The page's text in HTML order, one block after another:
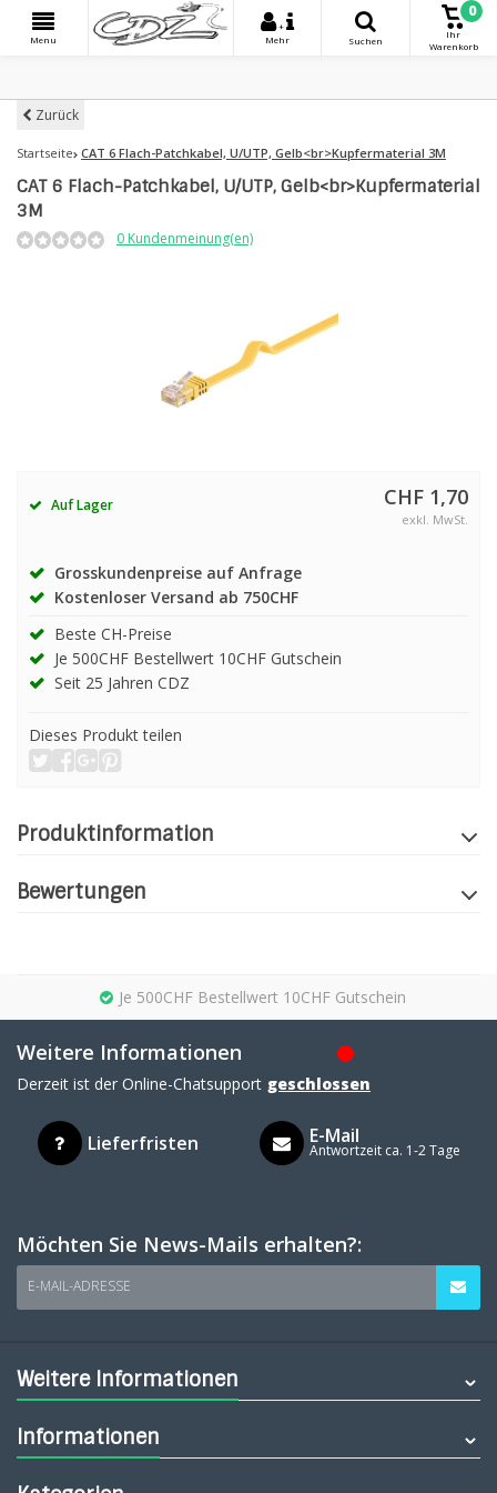
Menu
+
Mehr
Suchen
0
Ihr
Warenkorb
Zurück
Startseite CAT 6 Flach-Patchkabel, U/UTP, Gelb<br>Kupfermaterial 3M
CAT 6 Flach-Patchkabel, U/UTP, Gelb<br>Kupfermaterial
3M
0 Kundenmeinung(en)
Auf Lager CHF 1,70
exkl. MwSt.
Grosskundenpreise auf Anfrage
Kostenloser Versand ab 750CHF
Beste CH-Preise
Je 500CHF Bestellwert 10CHF Gutschein
Seit 25 Jahren CDZ
Dieses Produkt teilen
Produktinformation
Bewertungen
Je 500CHF Bestellwert 10CHF Gutschein
Weitere Informationen
Derzeit ist der Online-Chatsupport geschlossen
Lieferfristen E-Mail
Antwortzeit ca. 1-2 Tage
Möchten Sie News-Mails erhalten?:
E-MAIL-ADRESSE
Weitere Informationen
Informationen